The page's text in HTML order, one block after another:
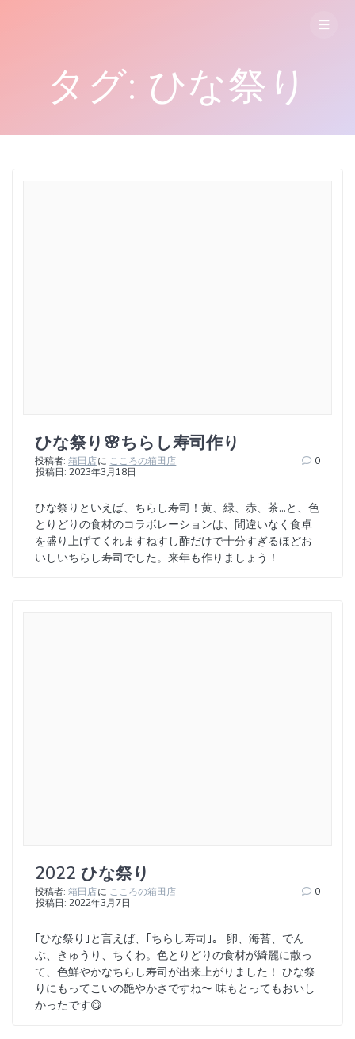
ツ
へ
ッ
タグ: ひな祭り
ひな祭り🌸ちらし寿司作り
投稿者: 箱田店に こころの箱田店
投稿日: 2023年3月18日
0
ひな祭りといえば、ちらし寿司！黄、緑、赤、茶…と、色
とりどりの食材のコラボレーションは、間違いなく食卓
を盛り上げてくれますねすし酢だけで十分すぎるほどお
いしいちらし寿司でした。来年も作りましょう！
2022 ひな祭り
投稿者: 箱田店に こころの箱田店
投稿日: 2022年3月7日
0
｢ひな祭り｣と言えば、｢ちらし寿司｣。 卵、海苔、でん
ぶ、きゅうり、ちくわ。色とりどりの食材が綺麗に散っ
て、色鮮やかなちらし寿司が出来上がりました！ ひな祭
りにもってこいの艶やかさですね〜 味もとってもおいし
かったです😋